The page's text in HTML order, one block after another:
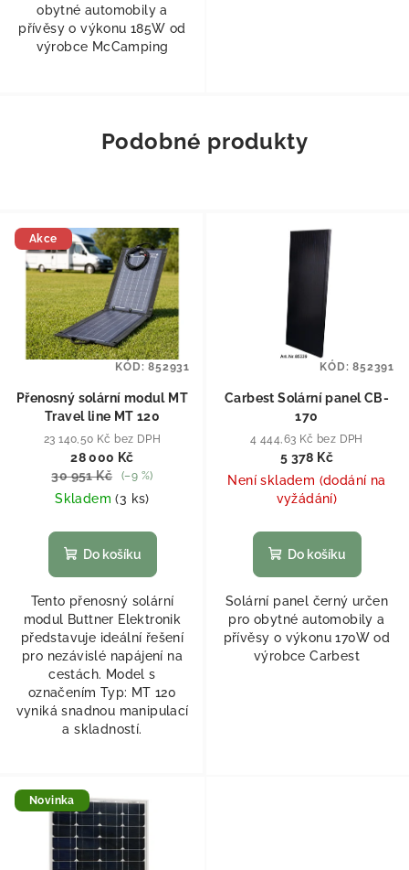
obytné automobily a
přívěsy o výkonu 185W od
výrobce McCamping
Podobné produkty
Akce
Přenosný solární modul MT
Travel line MT 120
23 140,50 Kč bez DPH
28 000 Kč
30 951 Kč
(–9 %)
Skladem(3 ks)
Do košíku
Tento přenosný solární
modul Buttner Elektronik
představuje ideální řešení
pro nezávislé napájení na
cestách. Model s
označením Typ: MT 120
vyniká snadnou manipulací
a skladností.
KÓD:852931
Carbest Solární panel CB-
170
4 444,63 Kč bez DPH
5 378 Kč
Není skladem (dodání na
vyžádání)
Do košíku
Solární panel černý určen
pro obytné automobily a
přívěsy o výkonu 170W od
výrobce Carbest
KÓD:852391
Novinka